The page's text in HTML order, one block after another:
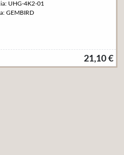
UHG-4K2-01
GEMBIRD
21,10 €